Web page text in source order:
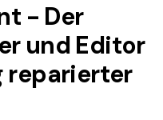
- Der
und Editor
reparierter